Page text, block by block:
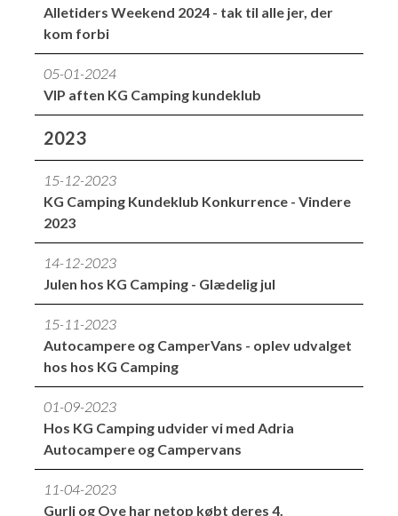
Alletiders Weekend 2024 - tak til alle jer, der
kom forbi
05-01-2024
VIP aften KG Camping kundeklub
2023
15-12-2023
KG Camping Kundeklub Konkurrence - Vindere
2023
14-12-2023
Julen hos KG Camping - Glædelig jul
15-11-2023
Autocampere og CamperVans - oplev udvalget
hos hos KG Camping
01-09-2023
Hos KG Camping udvider vi med Adria
Autocampere og Campervans
11-04-2023
Gurli og Ove har netop købt deres 4.